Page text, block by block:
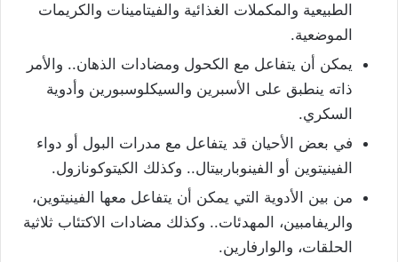
الطبيعية والمكملات الغذائية والفيتامينات والكريمات
الموضعية.
يمكن أن يتفاعل مع الكحول ومضادات الذهان.. والأمر
ذاته ينطبق على الأسبرين والسيكلوسبورين وأدوية
السكري.
في بعض الأحيان قد يتفاعل مع مدرات البول أو دواء
الفينيتوين أو الفينوباربيتال.. وكذلك الكيتوكونازول.
من بين الأدوية التي يمكن أن يتفاعل معها الفينيتوين،
والريفامبين، المهدئات.. وكذلك مضادات الاكتئاب ثلاثية
الحلقات، والوارفارين.